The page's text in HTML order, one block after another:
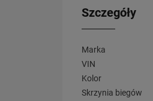
Szczegóły
Marka
VIN
Kolor
Skrzynia biegów